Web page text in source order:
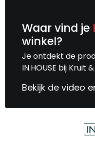
Waar vind je
winkel?
Je ontdekt de
IN.HOUSE bij Kruit
Bekijk de video